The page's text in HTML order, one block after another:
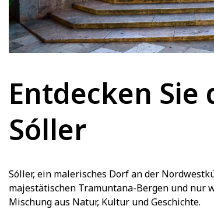
Entdecken Sie
Sóller
Sóller, ein malerisches Dorf an der
majestätischen Tramuntana-Bergen und nur
Mischung aus Natur, Kultur und Geschichte.